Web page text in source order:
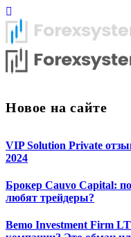
Новое на сайте
VIP Solution Private
2024
Брокер Cauvo Capital:
любят трейдеры?
Bemo Investment Firm